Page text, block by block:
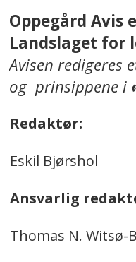
Oppegård Avis
Landslaget for
Avisen redigeres
og prinsippene i
Redaktør:
Eskil Bjørshol
Ansvarlig
Thomas N. Witsø-